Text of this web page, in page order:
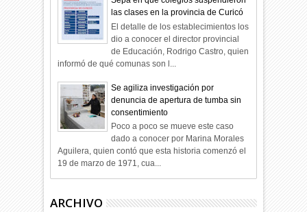
las clases en la provincia de Curicó
El detalle de los establecimientos los
dio a conocer el director provincial
de Educación, Rodrigo Castro, quien
informó de qué comunas son l...
Se agiliza investigación por
denuncia de apertura de tumba sin
consentimiento
Poco a poco se mueve este caso
dado a conocer por Marina Morales
Aguilera, quien contó que esta historia comenzó el
19 de marzo de 1971, cua...
ARCHIVO